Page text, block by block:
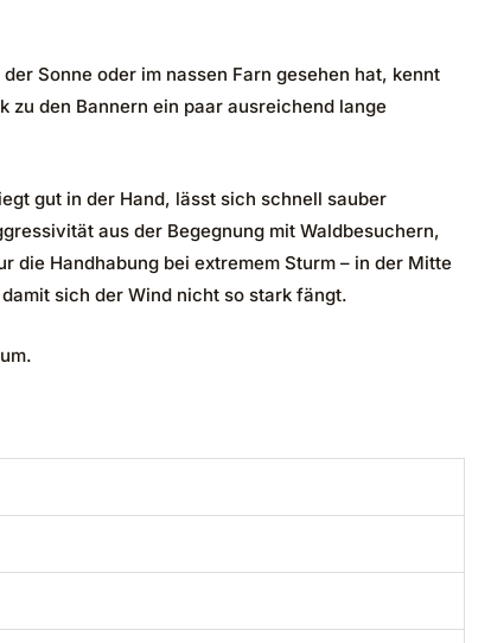
Sonne oder im nassen Farn gesehen hat, kennt
zu den Bannern ein paar ausreichend lange
gut in der Hand, lässt sich schnell sauber
aus der Begegnung mit Waldbesuchern,
die Handhabung bei extremem Sturm – in der Mitte
sich der Wind nicht so stark fängt.
um.